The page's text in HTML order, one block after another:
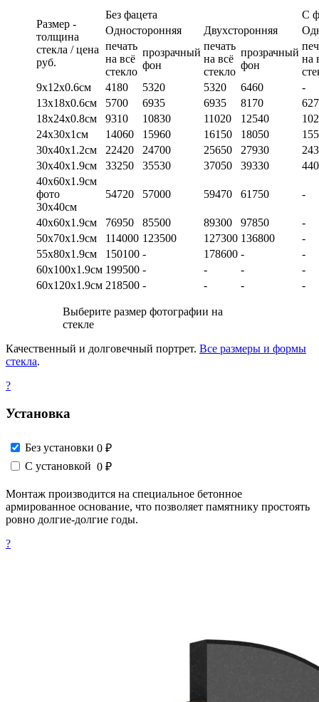
Размер -
толщина
стекла / цена
руб.
Без фацета
С
Односторонняя
Двухсторонняя
печать
на всё
стекло
прозрачный
фон
печать
на всё
стекло
прозрачный
фон
на
9х12х0.6см
4180 5320 5320 6460
-
13х18х0.6см
5700 6935 6935 8170
18х24х0.8см
9310 10830 11020 12540
24х30х1см
14060 15960 16150 18050
30х40х1.2см
22420 24700 25650 27930
30х40х1.9см
33250 35530 37050 39330
40х60х1.9см
фото
30х40см
54720 57000 59470 61750 -
40х60х1.9см 76950 85500 89300 97850
-
50х70х1.9см
114000 123500 127300 136800
-
55х80х1.9см
150100 - 178600 -
-
60х100х1.9см 199500 - - -
-
60х120х1.9см 218500 - - - -
Выберите размер фотографии на
стекле
Качественный и долговечный портрет. Все размеры и формы
стекла.
?
Установка
Без установки 0 ₽
С установкой 0 ₽
Монтаж производится на специальное бетонное
армированное основание, что позволяет памятнику простоять
ровно долгие-долгие годы.
?